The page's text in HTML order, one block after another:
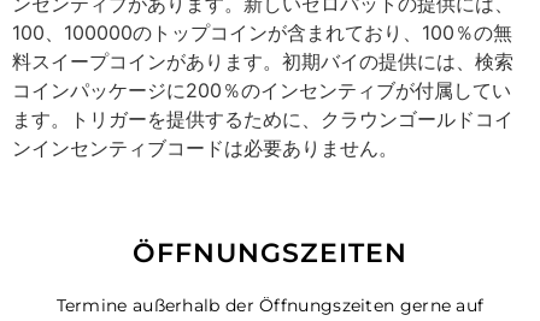
100、100000のトップコインが含まれており、100％の無
料スイープコインがあります。初期バイの提供には、検索
コインパッケージに200％のインセンティブが付属してい
ます。トリガーを提供するために、クラウンゴールドコイ
ンインセンティブコードは必要ありません。
ÖFFNUNGSZEITEN
Termine außerhalb der Öffnungszeiten gerne auf